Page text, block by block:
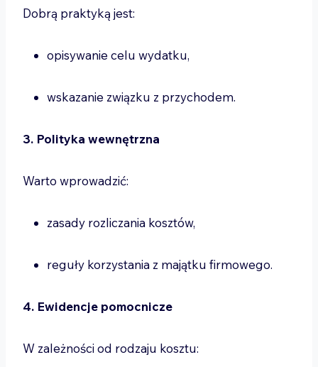
Dobrą praktyką jest:
opisywanie celu wydatku,
wskazanie związku z przychodem.
3. Polityka wewnętrzna
Warto wprowadzić:
zasady rozliczania kosztów,
reguły korzystania z majątku firmowego.
4. Ewidencje pomocnicze
W zależności od rodzaju kosztu: